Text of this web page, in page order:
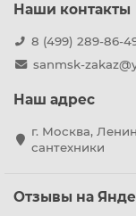
Наши контакты
8 (499) 289-86-
sanmsk-
Наш адрес
г. Москва,
сантехники
Отзывы на